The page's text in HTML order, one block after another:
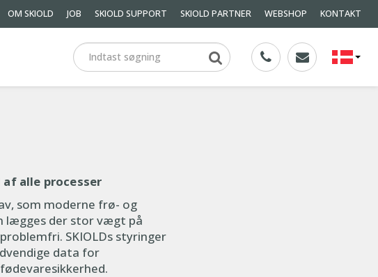
OM SKIOLD JOB SKIOLD SUPPORT SKIOLD PARTNER WEBSHOP KONTAKT
alle processer
som moderne frø- og
lægges der stor vægt på
SKIOLDs styringer
data for